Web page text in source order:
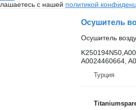
с нашей политикой
Осушитель
A0024460664,
Турция